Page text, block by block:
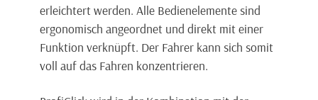
erleichtert werden. Alle Bedienelemente sind
ergonomisch angeordnet und direkt mit einer
Funktion verknüpft. Der Fahrer kann sich somit
voll auf das Fahren konzentrieren.